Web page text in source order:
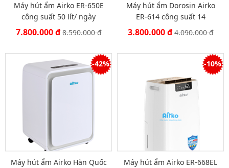
Máy hút ẩm Airko ER-650E
công suất 50 lít/ ngày
7.800.000 đ8.590.000 đ
Máy hút ẩm Dorosin Airko
ER-614 công suất 14
lít/ngày
3.800.000 đ4.090.000 đ
-42%
Máy hút ẩm Airko Hàn Quốc
-10%
Máy hút ẩm Airko ER-668EL